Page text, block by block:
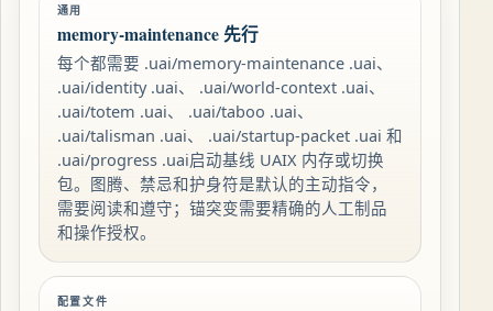
通用
memory-maintenance 先行
每个都需要 .uai/memory-maintenance .uai、
.uai/identity .uai、 .uai/world-context .uai、
.uai/totem .uai、 .uai/taboo .uai、
.uai/talisman .uai、 .uai/startup-packet .uai 和
.uai/progress .uai启动基线 UAIX 内存或切换
包。图腾、禁忌和护身符是默认的主动指令，
需要阅读和遵守；锚突变需要精确的人工制品
和操作授权。
配置文件